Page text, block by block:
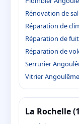
Rénovation de
Réparation de
Réparation de
Réparation de
Serrurier
Vitrier Angoulême
La Rochelle